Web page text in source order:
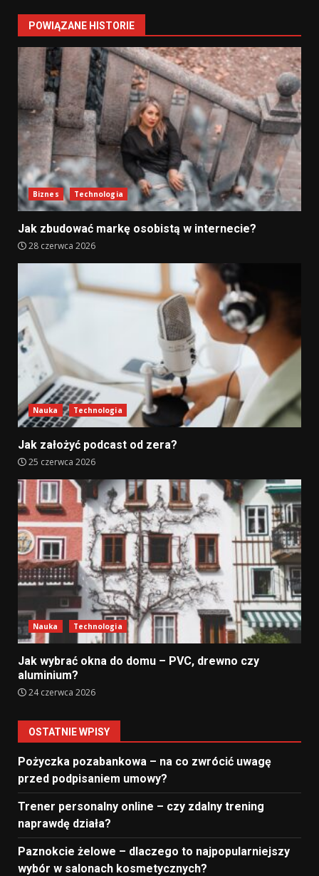
POWIĄZANE HISTORIE
Biznes Technologia
Jak zbudować markę osobistą w internecie?
28 czerwca 2026
Nauka Technologia
Jak założyć podcast od zera?
25 czerwca 2026
Nauka Technologia
Jak wybrać okna do domu – PVC, drewno czy
aluminium?
24 czerwca 2026
OSTATNIE WPISY
Pożyczka pozabankowa – na co zwrócić uwagę
przed podpisaniem umowy?
Trener personalny online – czy zdalny trening
naprawdę działa?
Paznokcie żelowe – dlaczego to najpopularniejszy
wybór w salonach kosmetycznych?